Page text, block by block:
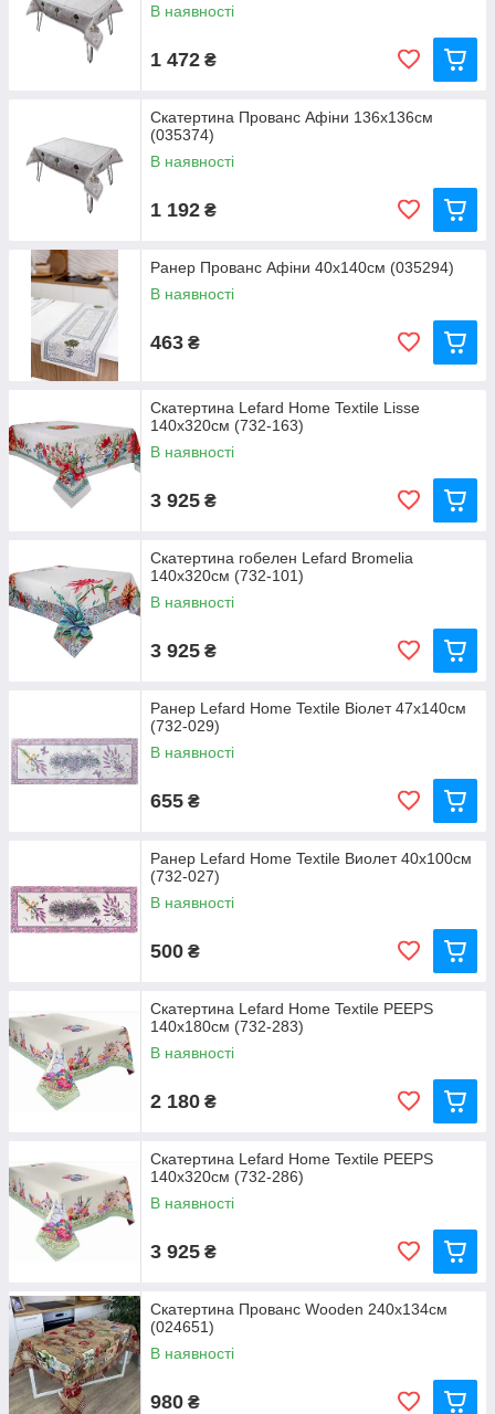
В наявності
1 472 ₴
Скатертина Прованс Афіни 136х136см
(035374)
В наявності
1 192 ₴
Ранер Прованс Афіни 40х140см (035294)
В наявності
463 ₴
Скатертина Lefard Home Textile Lisse
140х320см (732-163)
В наявності
3 925 ₴
Скатертина гобелен Lefard Bromelia
140x320см (732-101)
В наявності
3 925 ₴
Ранер Lefard Home Textile Віолет 47х140см
(732-029)
В наявності
655 ₴
Ранер Lefard Home Textile Виолет 40х100см
(732-027)
В наявності
500 ₴
Скатертина Lefard Home Textile PEEPS
140x180см (732-283)
В наявності
2 180 ₴
Скатертина Lefard Home Textile PEEPS
140x320см (732-286)
В наявності
3 925 ₴
Скатертина Прованс Wooden 240x134см
(024651)
В наявності
980 ₴